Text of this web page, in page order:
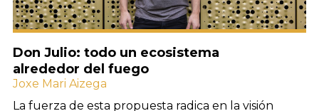
Don Julio: todo un ecosistema
alrededor del fuego
Joxe Mari Aizega
La fuerza de esta propuesta radica en la visión